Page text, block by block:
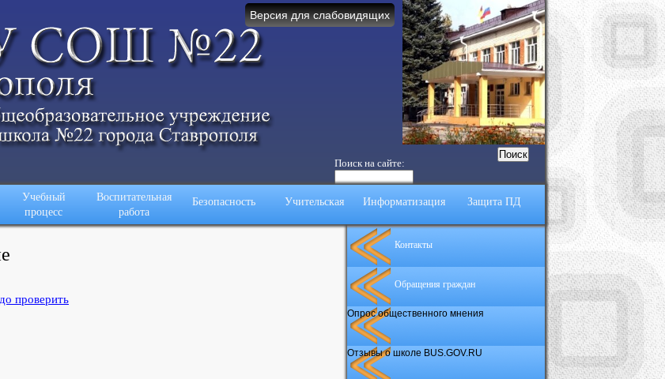
Версия для слабовидящих
Поиск на сайте:
Учебный
процесс
Воспитательная
работа
Безопасность Учительская Информатизация Защита ПД
проверить
Контакты
Обращения граждан
Опрос общественного мнения
Отзывы о школе BUS.GOV.RU